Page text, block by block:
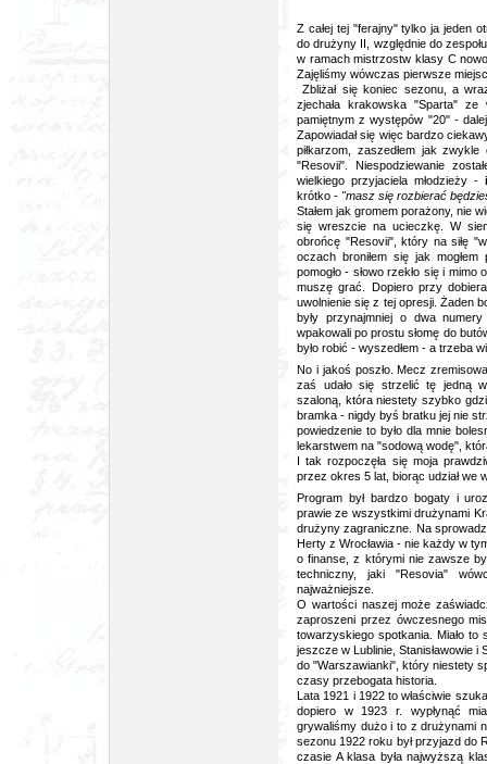
Z całej tej "ferajny" tylko ja jeden
do drużyny II, względnie do
w ramach mistrzostw klasy C
Zajęliśmy wówczas pierwsze
Zbliżał się koniec sezonu, a
zjechała krakowska "Sparta"
pamiętnym z występów "20" -
Zapowiadał się więc bardzo
piłkarzom, zaszedłem jak
"Resovii". Niespodziewanie
wielkiego przyjaciela młodzieży -
krótko - "masz się rozbierać
Stałem jak gromem porażony, nie
się wreszcie na ucieczkę. W
obrońcę "Resovii", który na siłę
oczach broniłem się jak
pomogło - słowo rzekło się i
muszę grać. Dopiero przy
uwolnienie się z tej opresji. Żaden
były przynajmniej o dwa
wpakowali po prostu słomę do
było robić - wyszedłem - a trzeba
No i jakoś poszło. Mecz
zaś udało się strzelić tę jedną
szaloną, która niestety szybko
bramka - nigdy byś bratku jej nie
powiedzenie to było dla mnie
lekarstwem na "sodową wodę",
I tak rozpoczęła się moja
przez okres 5 lat, biorąc udział we
Program był bardzo bogaty i
prawie ze wszystkimi drużynami
drużyny zagraniczne. Na
Herty z Wrocławia - nie każdy w
o finanse, z którymi nie zawsze
techniczny, jaki "Resovia"
najważniejsze.
O wartości naszej może
zaproszeni przez ówczesnego
towarzyskiego spotkania. Miało
jeszcze w Lublinie, Stanisławowie
do "Warszawianki", który niestety
czasy przebogata historia.
Lata 1921 i 1922 to właściwie
dopiero w 1923 r. wypłynąć
grywaliśmy dużo i to z drużynami
sezonu 1922 roku był przyjazd do
czasie A klasa była najwyższą